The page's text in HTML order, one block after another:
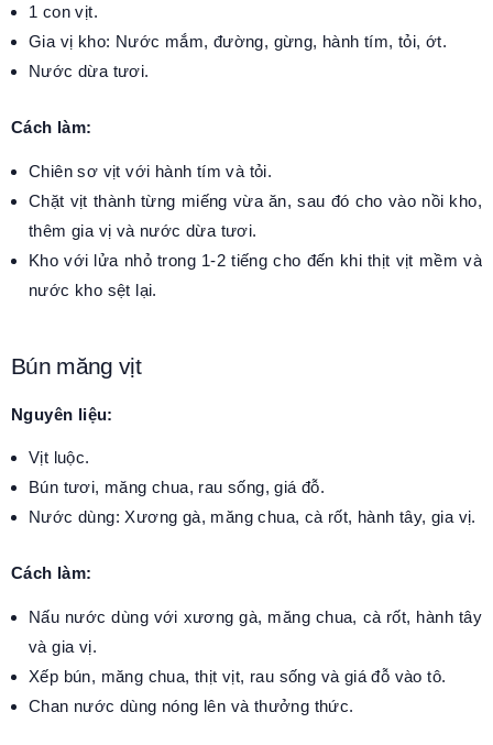
1 con vịt.
Gia vị kho: Nước mắm, đường, gừng, hành tím, tỏi, ớt.
Nước dừa tươi.
Cách làm:
Chiên sơ vịt với hành tím và tỏi.
Chặt vịt thành từng miếng vừa ăn, sau đó cho vào nồi kho,
thêm gia vị và nước dừa tươi.
Kho với lửa nhỏ trong 1-2 tiếng cho đến khi thịt vịt mềm và
nước kho sệt lại.
Bún măng vịt
Nguyên liệu:
Vịt luộc.
Bún tươi, măng chua, rau sống, giá đỗ.
Nước dùng: Xương gà, măng chua, cà rốt, hành tây, gia vị.
Cách làm:
Nấu nước dùng với xương gà, măng chua, cà rốt, hành tây
và gia vị.
Xếp bún, măng chua, thịt vịt, rau sống và giá đỗ vào tô.
Chan nước dùng nóng lên và thưởng thức.